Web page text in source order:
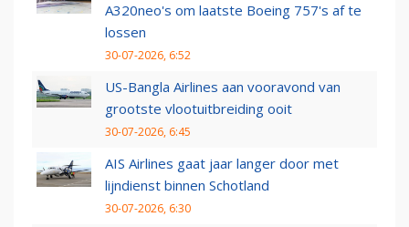
A320neo's om laatste Boeing 757's af te
lossen
30-07-2026, 6:52
US-Bangla Airlines aan vooravond van
grootste vlootuitbreiding ooit
30-07-2026, 6:45
AIS Airlines gaat jaar langer door met
lijndienst binnen Schotland
30-07-2026, 6:30